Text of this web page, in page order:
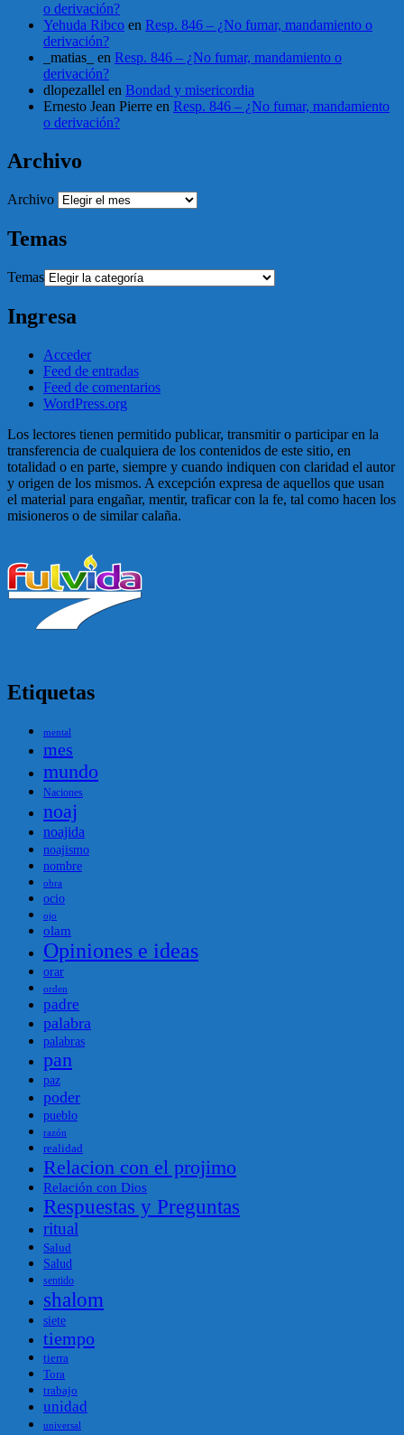
o derivación?
Yehuda Ribco en Resp. 846 – ¿No fumar, mandamiento o
derivación?
_matias_
en Resp. 846 – ¿No fumar, mandamiento o
derivación?
dlopezallel en Bondad y misericordia
Ernesto Jean Pierre en Resp. 846 – ¿No fumar, mandamiento
o derivación?
Archivo
Archivo
Temas
Temas
Ingresa
Acceder
Feed de entradas
Feed de comentarios
WordPress.org
Los lectores tienen permitido publicar, transmitir o participar en la
transferencia de cualquiera de los contenidos de este sitio, en
totalidad o en parte, siempre y cuando indiquen con claridad el autor
y origen de los mismos. A excepción expresa de aquellos que usan
el material para engañar, mentir, traficar con la fe, tal como hacen los
misioneros o de similar calaña.
Etiquetas
mental
mes
mundo
Naciones
noaj
noajida
noajismo
nombre
obra
ocio
ojo
olam
Opiniones e ideas
orar
orden
padre
palabra
palabras
pan
paz
poder
pueblo
razón
realidad
Relacion con el projimo
Relación con Dios
Respuestas y Preguntas
ritual
Salud
Salud
sentido
shalom
siete
tiempo
tierra
Tora
trabajo
unidad
universal